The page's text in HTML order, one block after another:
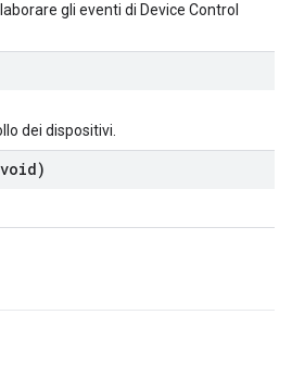
gli eventi di Device Control
dei dispositivi.